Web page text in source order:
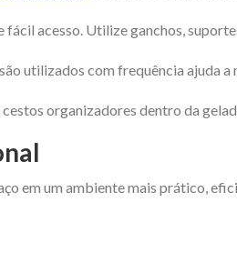
acesso. Utilize ganchos,
utilizados com frequência ajuda
organizadores dentro da
em um ambiente mais prático,